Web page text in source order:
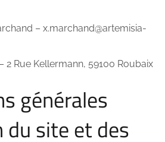
– x.marchand@artemisia-
2 Rue Kellermann, 59100 Roubaix
générales
du site et des